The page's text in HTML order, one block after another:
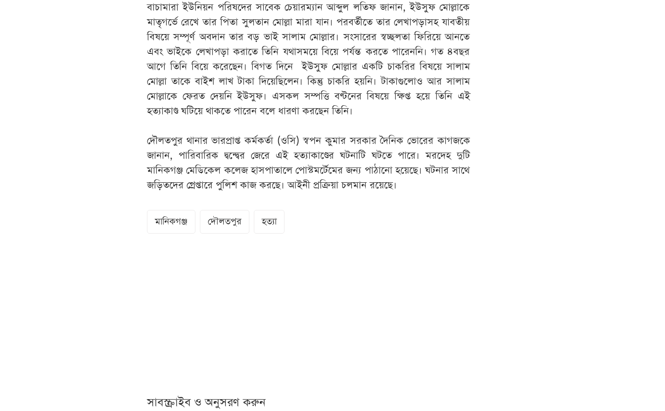
বাচামারা ইউনিয়ন পরিষদের সাবেক চেয়ারম্যান আব্দুল লতিফ জানান, ইউসুফ মোল্লাকে
মাতৃগর্ভে রেখে তার পিতা সুলতান মোল্লা মারা যান। পরবর্তীতে তার লেখাপড়াসহ যাবতীয়
বিষয়ে সম্পূর্ণ অবদান তার বড় ভাই সালাম মোল্লার। সংসারের স্বচ্ছলতা ফিরিয়ে আনতে
এবং ভাইকে লেখাপড়া করাতে তিনি যথাসময়ে বিয়ে পর্যন্ত করতে পারেননি। গত ৪বছর
আগে তিনি বিয়ে করেছেন। বিগত দিনে ইউসুফ মোল্লার একটি চাকরির বিষয়ে সালাম
মোল্লা তাকে বাইশ লাখ টাকা দিয়েছিলেন। কিন্তু চাকরি হয়নি। টাকাগুলোও আর সালাম
মোল্লাকে ফেরত দেয়নি ইউসুফ। এসকল সম্পত্তি বণ্টনের বিষয়ে ক্ষিপ্ত হয়ে তিনি এই
হত্যাকাণ্ড ঘটিয়ে থাকতে পারেন বলে ধারণা করছেন তিনি।
দৌলতপুর থানার ভারপ্রাপ্ত কর্মকর্তা (ওসি) স্বপন কুমার সরকার দৈনিক ভোরের কাগজকে
জানান, পারিবারিক দ্বন্দ্বের জেরে এই হত্যাকাণ্ডের ঘটনাটি ঘটতে পারে। মরদেহ দুটি
মানিকগঞ্জ মেডিকেল কলেজ হাসপাতালে পোস্টমর্টেমের জন্য পাঠানো হয়েছে। ঘটনার সাথে
জড়িতদের গ্রেপ্তারে পুলিশ কাজ করছে। আইনী প্রক্রিয়া চলমান রয়েছে।
মানিকগঞ্জ দৌলতপুর হত্যা
সাবস্ক্রাইব ও অনুসরণ করুন